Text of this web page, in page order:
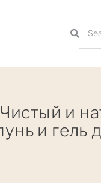
и
и гель